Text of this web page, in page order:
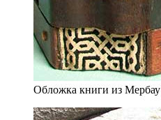
Обложка книги из Мербау